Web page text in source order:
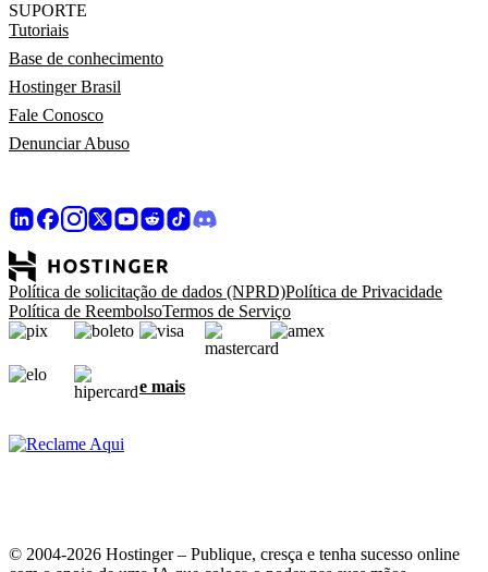
SUPORTE
Tutoriais
Base de conhecimento
Hostinger Brasil
Fale Conosco
Denunciar Abuso
Política de solicitação de dados (NPRD)Política de Privacidade
Política de ReembolsoTermos de Serviço
e mais
© 2004-2026 Hostinger – Publique, cresça e tenha sucesso online